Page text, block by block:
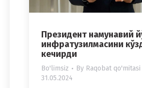
Президент намунавий
инфратузилмасини
кечирди
Bo'limsiz By Raqobat qo'mitasi
31.05.2024